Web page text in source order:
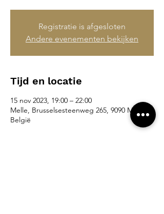
Registratie is afgesloten
Andere evenementen bekijken
Tijd en locatie
15 nov 2023, 19:00 – 22:00
Melle, Brusselsesteenweg 265, 9090 Melle,
België